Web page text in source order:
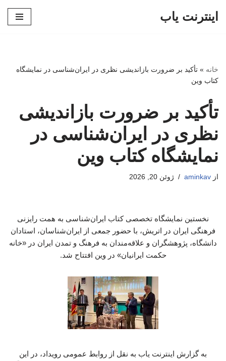
اینترنت یاب
خانه » تأکید بر ضرورت بازاندیشی نظری در ایران‌شناسی در نمایشگاه
کتاب وین
تأکید بر ضرورت بازاندیشی
نظری در ایران‌شناسی در
نمایشگاه کتاب وین
از aminkav ژوئن 20, 2026
نخستین نمایشگاه تخصصی کتاب ایران‌شناسی به همت رایزنی
فرهنگی ایران در اتریش، با حضور جمعی از ایران‌شناسان، استادان
دانشگاه، پژوهشگران و علاقه‌مندان به فرهنگ و تمدن ایران در «خانه
حکمت ایرانیان» در وین افتتاح شد.
به گزارش اینترنت یاب به نقل از روابط عمومی رویداد، در این